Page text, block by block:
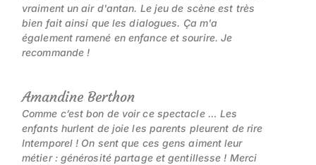
vraiment un air d'antan. Le jeu de scène est très
bien fait ainsi que les dialogues. Ça m'a
également ramené en enfance et sourire. Je
recommande !
Amandine Berthon
Comme c’est bon de voir ce spectacle … Les
enfants hurlent de joie les parents pleurent de rire
Intemporel ! On sent que ces gens aiment leur
métier : générosité partage et gentillesse ! Merci